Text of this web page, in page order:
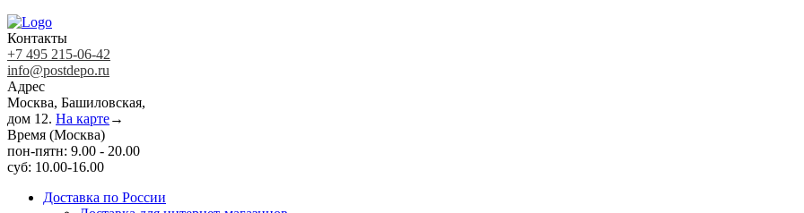
Контакты
+7 495 215-06-42
info@postdepo.ru
Адрес
Москва, Башиловская,
дом 12. На карте→
Время (Москва)
пон-пятн: 9.00 - 20.00
суб: 10.00-16.00
Доставка по России